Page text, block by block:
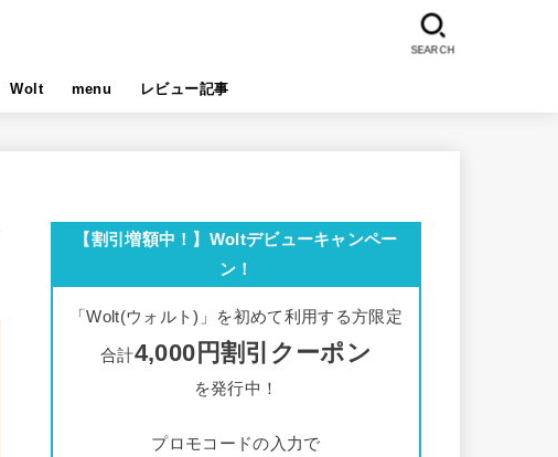
Wolt menu レビュー記事
SEARCH
【割引増額中！】Woltデビューキャンペー
ン！
「Wolt(ウォルト)」を初めて利用する方限定
合計4,000円割引クーポン
を発行中！
プロモコードの入力で